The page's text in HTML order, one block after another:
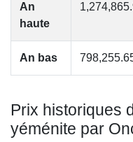
An
haute
An bas
Prix historiques
yéménite par